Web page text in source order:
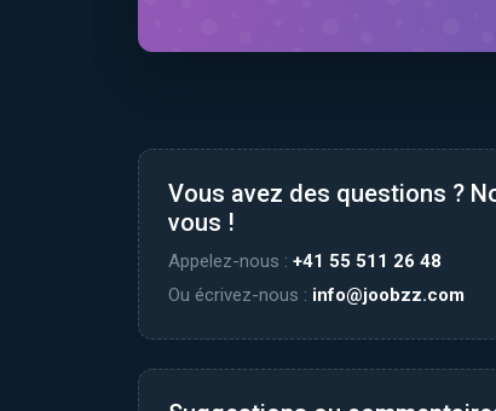
Vous avez des questions ?
vous !
Appelez-nous : +41 55 511 26 48
Ou écrivez-nous : info@joobzz.com